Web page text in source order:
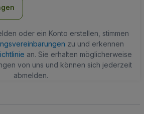
oder ein Konto erstellen, stimmen
zu und erkennen
an. Sie erhalten möglicherweise
von uns und können sich jederzeit
abmelden.